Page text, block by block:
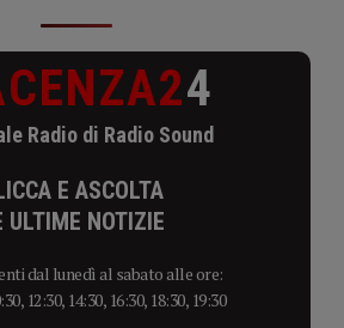
4
Radio di Radio Sound
E ASCOLTA
ULTIME NOTIZIE
dal lunedì al sabato alle ore:
12:30, 14:30, 16:30, 18:30, 19:30